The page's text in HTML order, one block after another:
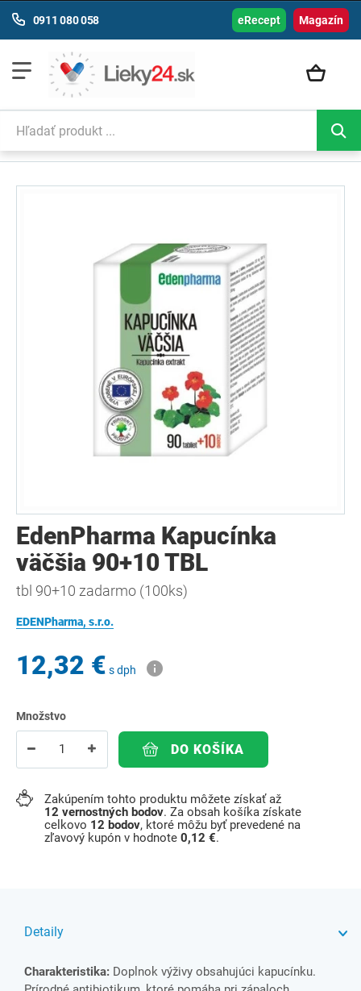
Magazín
0911 080 058 eRecept
EdenPharma Kapucínka
väčšia 90+10 TBL
tbl 90+10 zadarmo (100ks)
EDENPharma, s.r.o.
12,32 € s dph
Množstvo
DO KOŠÍKA
Zakúpením tohto produktu môžete získať až
12 vernostných bodov. Za obsah košíka získate
celkovo 12 bodov, ktoré môžu byť prevedené na
zľavový kupón v hodnote 0,12 €.
Detaily
Charakteristika: Doplnok výživy obsahujúci kapucínku.